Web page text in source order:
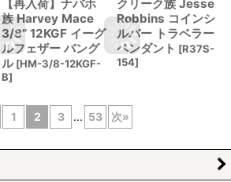
【再入荷】ナバホ
族 Harvey Mace
3/8” 12KGF イーグ
ルフェザー バング
ル [HM-3/8-12KGF-
B]
クリーク族 Jesse
Robbins コインシ
ルバー トラベラー
ペンダント [R37S-
154]
1 2 3 ... 53 次»